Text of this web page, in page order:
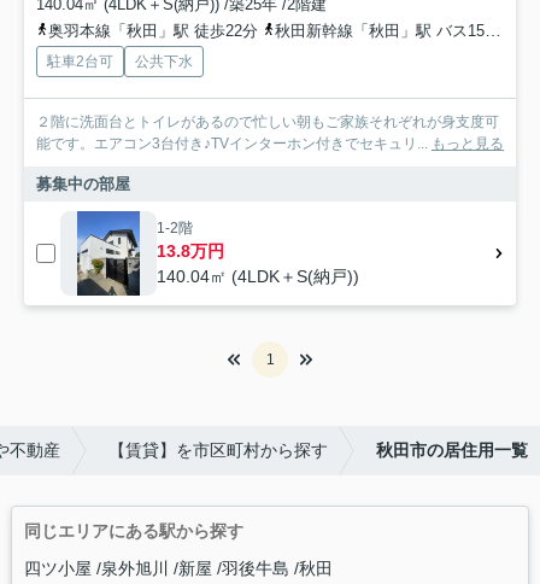
140.04㎡ (4LDK＋S(納戸)) /築25年 /2階建
奥羽本線「秋田」駅 徒歩22分
秋田新幹線「秋田」駅 バス15分 添川線「すわ町」 停歩3分
駐車2台可 公共下水
２階に洗面台とトイレがあるので忙しい朝もご家族それぞれが身支度可
能です。エアコン3台付き♪TVインターホン付きでセキュリ... もっと見る
募集中の部屋
1-2階
13.8万円
140.04㎡ (4LDK＋S(納戸))
1
不動産 【賃貸】を市区町村から探す 秋田市の居住用一覧
同じエリアにある駅から探す
四ツ小屋 泉外旭川 新屋 羽後牛島 秋田